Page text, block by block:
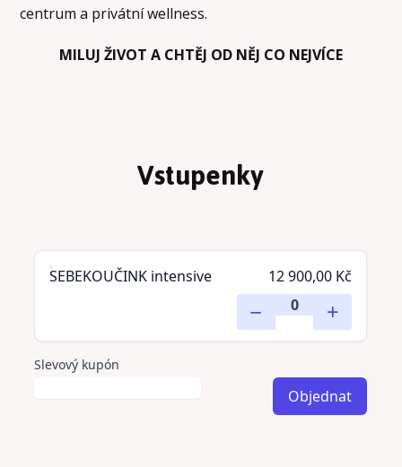
centrum a privátní wellness.
MILUJ ŽIVOT A CHTĚJ OD NĚJ CO NEJVÍCE
Vstupenky